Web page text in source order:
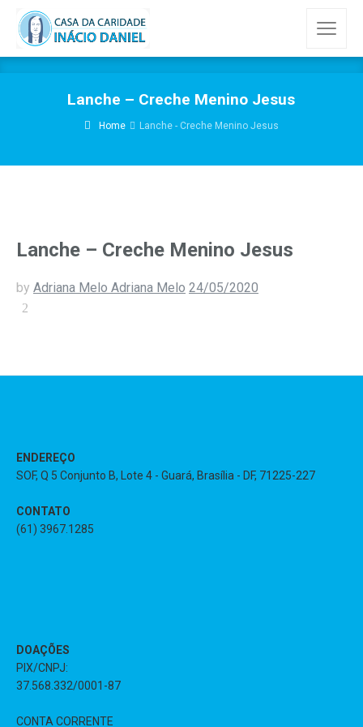
Lanche – Creche Menino Jesus
Home Lanche - Creche Menino Jesus
Lanche – Creche Menino Jesus
by Adriana Melo Adriana Melo 24/05/2020
ENDEREÇO
SOF, Q 5 Conjunto B, Lote 4 - Guará, Brasília - DF, 71225-227
CONTATO
(61) 3967.1285
DOAÇÕES
PIX/CNPJ:
37.568.332/0001-87
CONTA CORRENTE